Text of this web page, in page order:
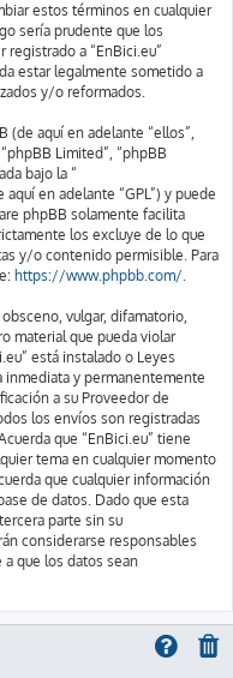
estos términos en cualquier
sería prudente que los
a “EnBici.eu”
estar legalmente sometido a
y/o reformados.
(de aquí en adelante “ellos”,
Limited”, “phpBB
bajo la “
aquí en adelante “GPL”) y puede
phpBB solamente facilita
los excluye de lo que
y/o contenido permisible. Para
https://www.phpbb.com/.
vulgar, difamatorio,
material que pueda violar
está instalado o Leyes
inmediata y permanentemente
a su Proveedor de
los envíos son registradas
que “EnBici.eu” tiene
tema en cualquier momento
que cualquier información
de datos. Dado que esta
parte sin su
considerarse responsables
que los datos sean